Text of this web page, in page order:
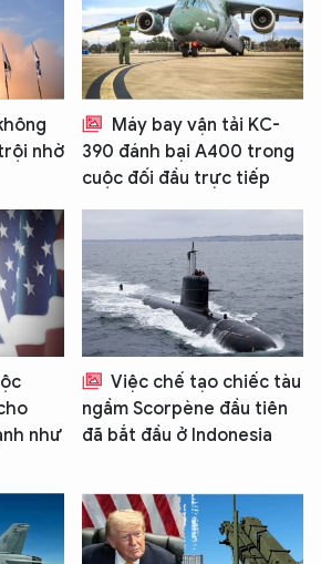
nhờ
Máy bay vận tải KC-
390 đánh bại A400 trong
cuộc đối đầu trực tiếp
như
Việc chế tạo chiếc tàu
ngầm Scorpène đầu tiên
đã bắt đầu ở Indonesia